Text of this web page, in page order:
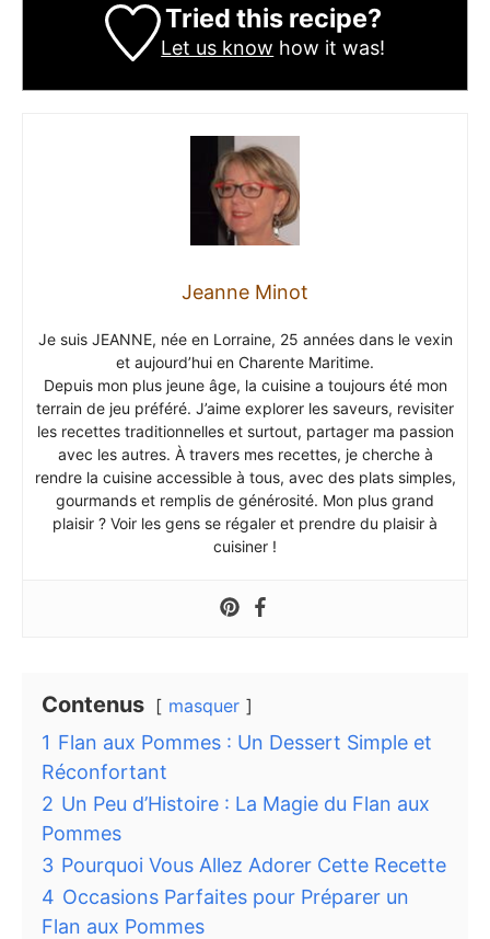
Tried this recipe?
Let us know how it was!
Jeanne Minot
Je suis JEANNE, née en Lorraine, 25 années dans le vexin
et aujourd’hui en Charente Maritime.
Depuis mon plus jeune âge, la cuisine a toujours été mon
terrain de jeu préféré. J’aime explorer les saveurs, revisiter
les recettes traditionnelles et surtout, partager ma passion
avec les autres. À travers mes recettes, je cherche à
rendre la cuisine accessible à tous, avec des plats simples,
gourmands et remplis de générosité. Mon plus grand
plaisir ? Voir les gens se régaler et prendre du plaisir à
cuisiner !
Contenus masquer
1 Flan aux Pommes : Un Dessert Simple et
Réconfortant
2 Un Peu d’Histoire : La Magie du Flan aux
Pommes
3 Pourquoi Vous Allez Adorer Cette Recette
4 Occasions Parfaites pour Préparer un
Flan aux Pommes